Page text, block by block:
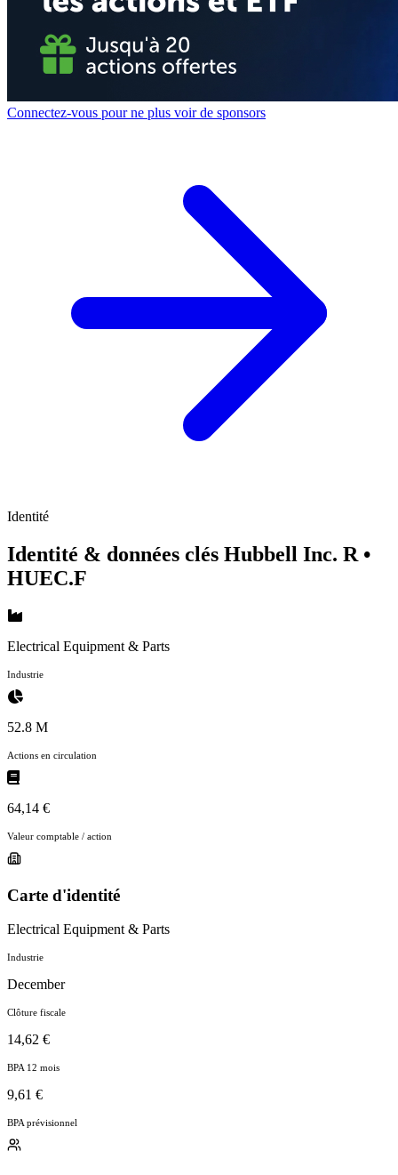
Connectez-vous pour ne plus voir de sponsors
Identité
Identité & données clés Hubbell Inc. R •
HUEC.F
Electrical Equipment & Parts
Industrie
52.8 M
Actions en circulation
64,14 €
Valeur comptable / action
Carte d'identité
Electrical Equipment & Parts
Industrie
December
Clôture fiscale
14,62 €
BPA 12 mois
9,61 €
BPA prévisionnel